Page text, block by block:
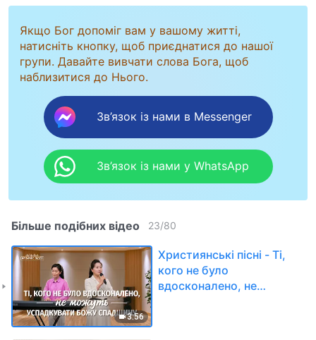
Якщо Бог допоміг вам у вашому житті,
натисніть кнопку, щоб приєднатися до нашої
групи. Давайте вивчати слова Бога, щоб
наблизитися до Нього.
Зв’язок із нами в Messenger
Зв’язок із нами у WhatsApp
Більше подібних відео 23/80
3:56
Християнські пісні - Ті,
кого не було
вдосконалено, не